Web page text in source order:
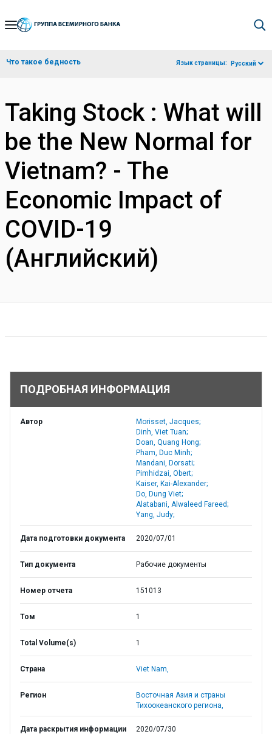
Skip
Navigation
Что такое бедность Язык страницы: Русский
Taking Stock : What will
be the New Normal for
Vietnam? - The
Economic Impact of
COVID-19
(Английский)
ПОДРОБНАЯ ИНФОРМАЦИЯ
Автор
Morisset, Jacques;
Dinh, Viet Tuan;
Doan, Quang Hong;
Pham, Duc Minh;
Mandani, Dorsati;
Pimhidzai, Obert;
Kaiser, Kai-Alexander;
Do, Dung Viet;
Alatabani, Alwaleed Fareed;
Yang, Judy;
Дата подготовки документа 2020/07/01
Тип документа Рабочие документы
Номер отчета 151013
Том 1
Total Volume(s) 1
Страна Viet Nam,
Регион
Восточная Азия и страны
Тихоокеанского региона,
Дата раскрытия информации 2020/07/30